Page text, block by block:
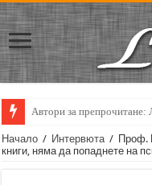
Кирил Кадийски: „Плачът
Начало / Интервюта / Проф.
книги, няма да попаднете на